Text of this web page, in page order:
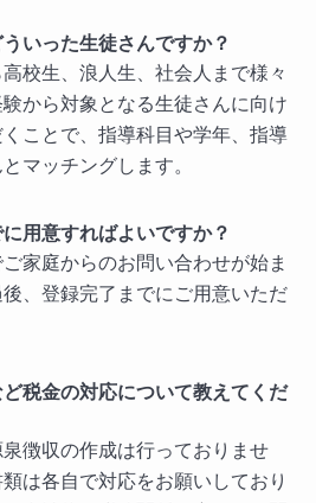
いった生徒さんですか？
校生、浪人生、社会人まで様々
から対象となる生徒さんに向け
ことで、指導科目や学年、指導
マッチングします。
用意すればよいですか？
家庭からのお問い合わせが始ま
、登録完了までにご用意いただ
税金の対応について教えてくだ
徴収の作成は行っておりませ
は各自で対応をお願いしており